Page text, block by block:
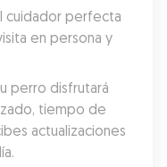
cuidador perfecta
en persona y
perro disfrutará
tiempo de
actualizaciones